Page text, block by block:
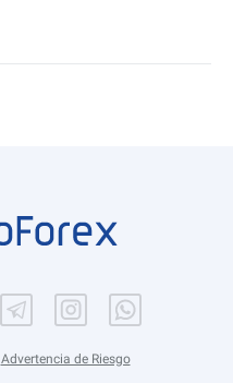
Advertencia de Riesgo